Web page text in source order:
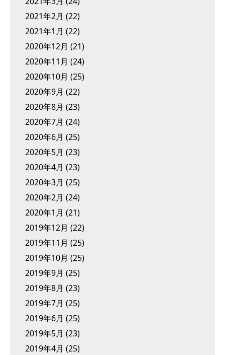
2021年2月 (22)
2021年1月 (22)
2020年12月 (21)
2020年11月 (24)
2020年10月 (25)
2020年9月 (22)
2020年8月 (23)
2020年7月 (24)
2020年6月 (25)
2020年5月 (23)
2020年4月 (23)
2020年3月 (25)
2020年2月 (24)
2020年1月 (21)
2019年12月 (22)
2019年11月 (25)
2019年10月 (25)
2019年9月 (25)
2019年8月 (23)
2019年7月 (25)
2019年6月 (25)
2019年5月 (23)
2019年4月 (25)